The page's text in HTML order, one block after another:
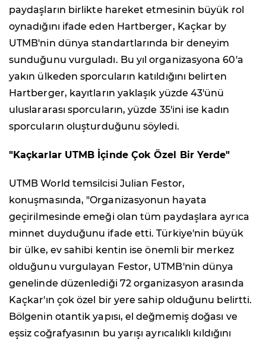
paydaşların birlikte hareket etmesinin büyük rol
oynadığını ifade eden Hartberger, Kaçkar by
UTMB'nin dünya standartlarında bir deneyim
sunduğunu vurguladı. Bu yıl organizasyona 60'a
yakın ülkeden sporcuların katıldığını belirten
Hartberger, kayıtların yaklaşık yüzde 43'ünü
uluslararası sporcuların, yüzde 35'ini ise kadın
sporcuların oluşturduğunu söyledi.
"Kaçkarlar UTMB İçinde Çok Özel Bir Yerde"
UTMB World temsilcisi Julian Festor,
konuşmasında, "Organizasyonun hayata
geçirilmesinde emeği olan tüm paydaşlara ayrıca
minnet duyduğunu ifade etti. Türkiye'nin büyük
bir ülke, ev sahibi kentin ise önemli bir merkez
olduğunu vurgulayan Festor, UTMB'nin dünya
genelinde düzenlediği 72 organizasyon arasında
Kaçkar'ın çok özel bir yere sahip olduğunu belirtti.
Bölgenin otantik yapısı, el değmemiş doğası ve
eşsiz coğrafyasının bu yarışı ayrıcalıklı kıldığını